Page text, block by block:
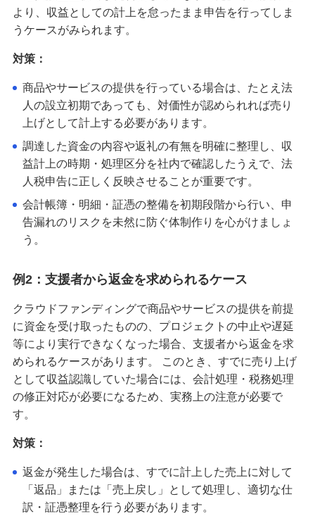
より、収益としての計上を怠ったまま申告を行ってしま
うケースがみられます。
対策：
商品やサービスの提供を行っている場合は、たとえ法
人の設立初期であっても、対価性が認められれば売り
上げとして計上する必要があります。
調達した資金の内容や返礼の有無を明確に整理し、収
益計上の時期・処理区分を社内で確認したうえで、法
人税申告に正しく反映させることが重要です。
会計帳簿・明細・証憑の整備を初期段階から行い、申
告漏れのリスクを未然に防ぐ体制作りを心がけましょ
う。
例2：支援者から返金を求められるケース
クラウドファンディングで商品やサービスの提供を前提
に資金を受け取ったものの、プロジェクトの中止や遅延
等により実行できなくなった場合、支援者から返金を求
められるケースがあります。 このとき、すでに売り上げ
として収益認識していた場合には、会計処理・税務処理
の修正対応が必要になるため、実務上の注意が必要で
す。
対策：
返金が発生した場合は、すでに計上した売上に対して
「返品」または「売上戻し」として処理し、適切な仕
訳・証憑整理を行う必要があります。